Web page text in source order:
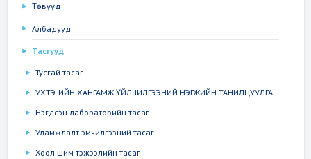
Төвүүд
Албадууд
Тасгууд
Тусгай тасаг
УХТЭ-ИЙН ХАНГАМЖ ҮЙЛЧИЛГЭЭНИЙ НЭГЖИЙН ТАНИЛЦУУЛГА
Нэгдсэн лабораторийн тасаг
Уламжлалт эмчилгээний тасаг
Хоол шим тэжээлийн тасаг